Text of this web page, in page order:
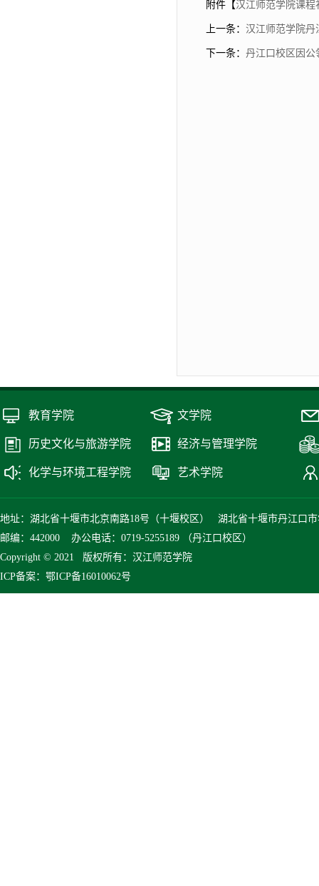
附件【汉江师范学院课程
上一条： 汉江师范学院
下一条： 丹江口校区因公
教育学院 文学院
历史文化与旅游学院 经济与管理学院
化学与环境工程学院 艺术学院
地址：湖北省十堰市北京南路18号（十堰校区） 湖北省十堰市丹江口
邮编：442000 办公电话：0719-5255189 （丹江口校区）
Copyright © 2021 版权所有：汉江师范学院
ICP备案：鄂ICP备16010062号